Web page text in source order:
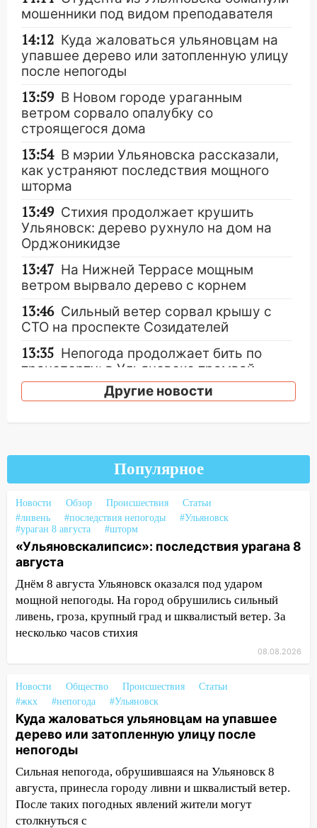
мошенники под видом преподавателя
14:12 Куда жаловаться ульяновцам на
упавшее дерево или затопленную улицу
после непогоды
13:59 В Новом городе ураганным
ветром сорвало опалубку со
строящегося дома
13:54 В мэрии Ульяновска рассказали,
как устраняют последствия мощного
шторма
13:49 Стихия продолжает крушить
Ульяновск: дерево рухнуло на дом на
Орджоникидзе
13:47 На Нижней Террасе мощным
ветром вырвало дерево с корнем
13:46 Сильный ветер сорвал крышу с
СТО на проспекте Созидателей
13:35 Непогода продолжает бить по
транспорту: в Ульяновске трамвай
сошёл с рельсов
13:17 Непогода в Ульяновске не
закончится сегодня: сильные ливни
сохранятся 9 августа
13:15
Трижды «брал в долг» без спроса:
житель Вешкаймского района похитил у
знакомого 191 тысячу рублей
13:14 Ураган оторвал светофор на
проспекте Филатова в Ульяновске
13:12 Дерево пробило крышу дома на
Новгородской в Ульяновске и рухнуло
на электрощит
упало во дворе
13:08 Ураган ударил по Ульяновску:
сорванные крыши, поваленные деревья,
затопленные улицы и остановившиеся
трамваи
12:17
Ульяновск накрыл крупный град:
после ливня город снова уходит под
воду
Другие новости
Популярное
Новости Обзор Происшествия
Статьи
#ливень
#последствия непогоды
#Ульяновск
#ураган 8 августа
#шторм
«Ульяновскалипсис»: последствия урагана 8
августа
Днём 8 августа Ульяновск оказался под ударом
мощной непогоды. На город обрушились сильный
ливень, гроза, крупный град и шквалистый ветер. За
несколько часов стихия
08.08.2026
Новости Общество Происшествия
Статьи
#жкх
#непогода #Ульяновск
Куда жаловаться ульяновцам на упавшее
дерево или затопленную улицу после
непогоды
Сильная непогода, обрушившаяся на Ульяновск 8
августа, принесла городу ливни и шквалистый ветер.
После таких погодных явлений жители могут
столкнуться с